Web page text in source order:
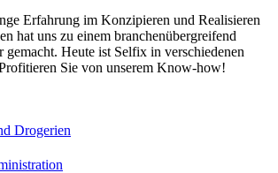
Erfahrung im Konzipieren und Realisieren
hat uns zu einem branchenübergreifend
gemacht. Heute ist Selfix in verschiedenen
Sie von unserem Know-how!
Drogerien